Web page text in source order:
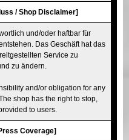
/ Shop Disclaimer]
und/oder haftbar für
Das Geschäft hat das
Service zu
zu ändern.
and/or obligation for any
shop has the right to stop,
to users.
Coverage]